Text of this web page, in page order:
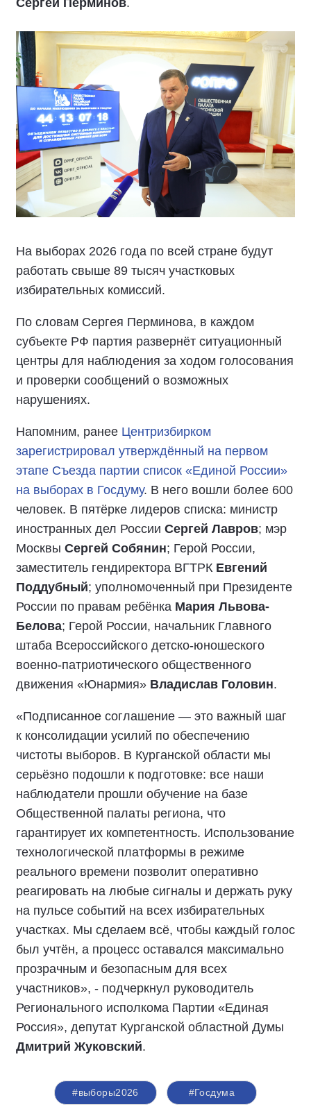
На выборах 2026 года по всей стране будут
работать свыше 89 тысяч участковых
избирательных комиссий.
По словам Сергея Перминова, в каждом
субъекте РФ партия развернёт ситуационный
центры для наблюдения за ходом голосования
и проверки сообщений о возможных
нарушениях.
Напомним, ранее Центризбирком
зарегистрировал утверждённый на первом
этапе Съезда партии список «Единой России»
на выборах в Госдуму. В него вошли более 600
человек. В пятёрке лидеров списка: министр
иностранных дел России Сергей Лавров; мэр
Москвы Сергей Собянин; Герой России,
заместитель гендиректора ВГТРК Евгений
Поддубный; уполномоченный при Президенте
России по правам ребёнка Мария Львова-
Белова; Герой России, начальник Главного
штаба Всероссийского детско-юношеского
военно-патриотического общественного
движения «Юнармия» Владислав Головин.
«Подписанное соглашение — это важный шаг
к консолидации усилий по обеспечению
чистоты выборов. В Курганской области мы
серьёзно подошли к подготовке: все наши
наблюдатели прошли обучение на базе
Общественной палаты региона, что
гарантирует их компетентность. Использование
технологической платформы в режиме
реального времени позволит оперативно
реагировать на любые сигналы и держать руку
на пульсе событий на всех избирательных
участках. Мы сделаем всё, чтобы каждый голос
был учтён, а процесс оставался максимально
прозрачным и безопасным для всех
участников», - подчеркнул руководитель
Регионального исполкома Партии «Единая
Россия», депутат Курганской областной Думы
Дмитрий Жуковский.
#выборы2026 #Госдума